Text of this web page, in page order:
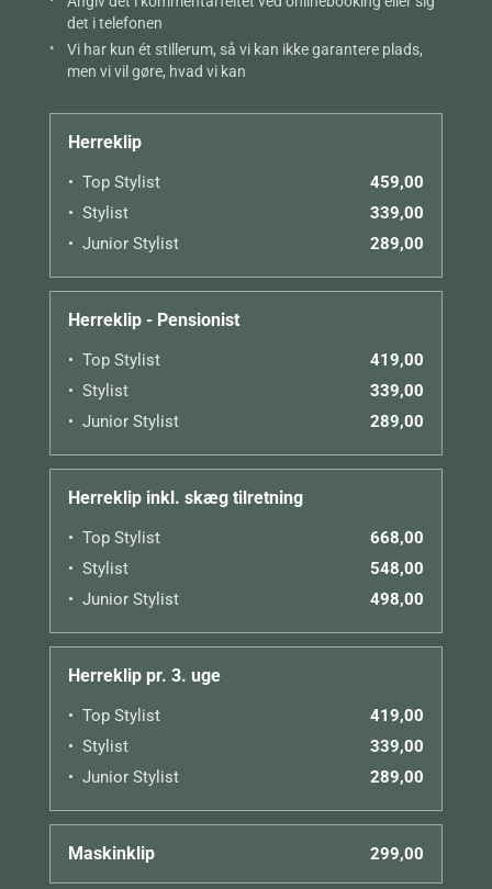
det i telefonen
Vi har kun ét stillerum, så vi kan ikke garantere plads,
men vi vil gøre, hvad vi kan
Herreklip
Top Stylist
459,00
Stylist
339,00
Junior Stylist
289,00
Herreklip - Pensionist
Top Stylist
419,00
Stylist
339,00
Junior Stylist
289,00
Herreklip inkl. skæg tilretning
Top Stylist
668,00
Stylist
548,00
Junior Stylist
498,00
Herreklip pr. 3. uge
Top Stylist
419,00
Stylist
339,00
Junior Stylist
289,00
Maskinklip 299,00